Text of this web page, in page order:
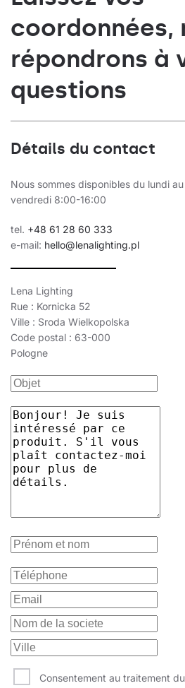
coordonnées,
répondrons à
questions
Détails du contact
Nous sommes disponibles du lundi au
vendredi 8:00-16:00
tel. +48 61 28 60 333
e-mail: hello@lenalighting.pl
Lena Lighting
Rue : Kornicka 52
Ville : Sroda Wielkopolska
Code postal : 63-000
Pologne
Consentement au traitement